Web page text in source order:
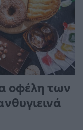
οφέλη των